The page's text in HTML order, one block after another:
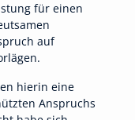
für einen
auf
hierin eine
Anspruchs